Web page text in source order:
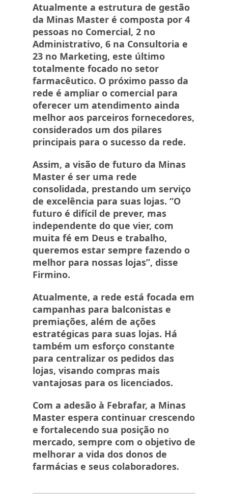
Atualmente a estrutura de gestão
da Minas Master é composta por 4
pessoas no Comercial, 2 no
Administrativo, 6 na Consultoria e
23 no Marketing, este último
totalmente focado no setor
farmacêutico. O próximo passo da
rede é ampliar o comercial para
oferecer um atendimento ainda
melhor aos parceiros fornecedores,
considerados um dos pilares
principais para o sucesso da rede.
Assim, a visão de futuro da Minas
Master é ser uma rede
consolidada, prestando um serviço
de excelência para suas lojas. “O
futuro é difícil de prever, mas
independente do que vier, com
muita fé em Deus e trabalho,
queremos estar sempre fazendo o
melhor para nossas lojas”, disse
Firmino.
Atualmente, a rede está focada em
campanhas para balconistas e
premiações, além de ações
estratégicas para suas lojas. Há
também um esforço constante
para centralizar os pedidos das
lojas, visando compras mais
vantajosas para os licenciados.
Com a adesão à Febrafar, a Minas
Master espera continuar crescendo
e fortalecendo sua posição no
mercado, sempre com o objetivo de
melhorar a vida dos donos de
farmácias e seus colaboradores.